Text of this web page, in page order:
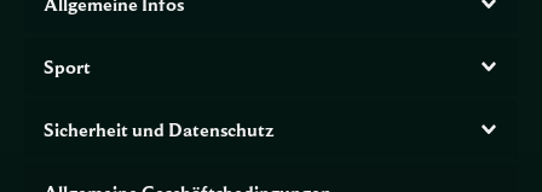
Sport
Sicherheit und Datenschutz